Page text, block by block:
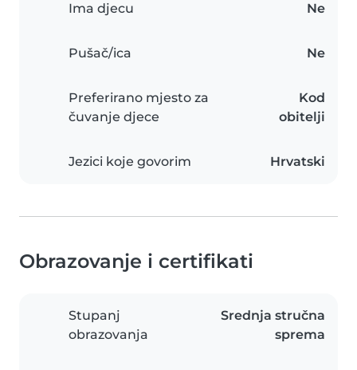
Ima djecu Ne
Pušač/ica Ne
Preferirano mjesto za
čuvanje djece
Kod
obitelji
Jezici koje govorim Hrvatski
Obrazovanje i certifikati
Stupanj
obrazovanja
Srednja stručna
sprema